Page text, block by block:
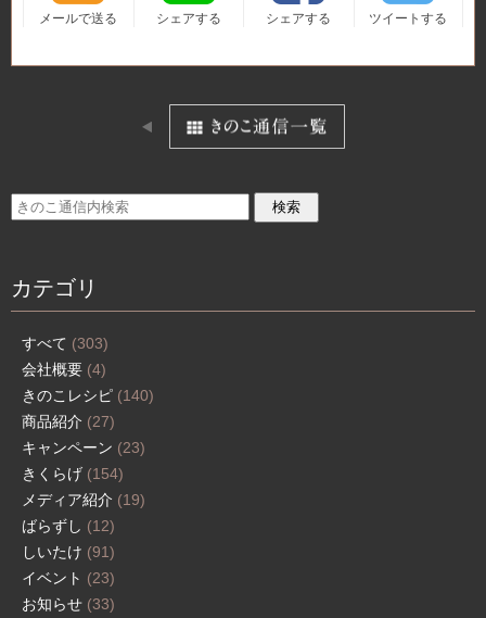
メールで送る シェアする シェアする ツイートする
カテゴリ
すべて (303)
会社概要 (4)
きのこレシピ (140)
商品紹介 (27)
キャンペーン (23)
きくらげ (154)
メディア紹介 (19)
ばらずし (12)
しいたけ (91)
イベント (23)
お知らせ (33)